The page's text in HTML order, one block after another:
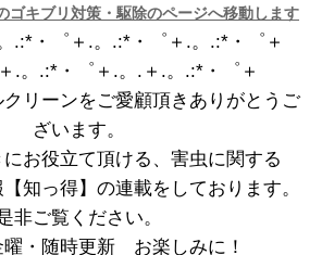
ゴキブリ対策・駆除のページへ移動します
.:*・゜＋.。.:*・゜＋.。.:*・゜＋
.。.:*・゜＋.。.＋.。.:*・゜＋
リーンをご愛顧頂きありがとうご
ざいます。
お役立て頂ける、害虫に関する
知っ得】の連載をしております。
非ご覧ください。
曜・随時更新 お楽しみに！